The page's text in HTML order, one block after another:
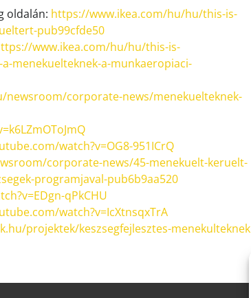
oldalán: https://www.ikea.com/hu/hu/this-is-
pub99cfde50
www.ikea.com/hu/hu/this-is-
menekuelteknek-a-munkaeropiaci-
corporate-news/menekuelteknek-
watch?v=OG8-951ICrQ
corporate-news/45-menekuelt-keruelt-
programjaval-pub6b9aa520
qPkCHU
watch?v=IcXtnsqxTrA
projektek/keszsegfejlesztes-menekulteknek